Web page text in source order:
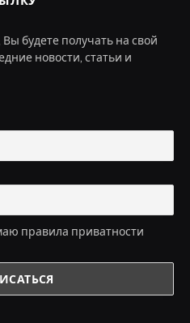
будете получать на свой
новости, статьи и
правила приватности